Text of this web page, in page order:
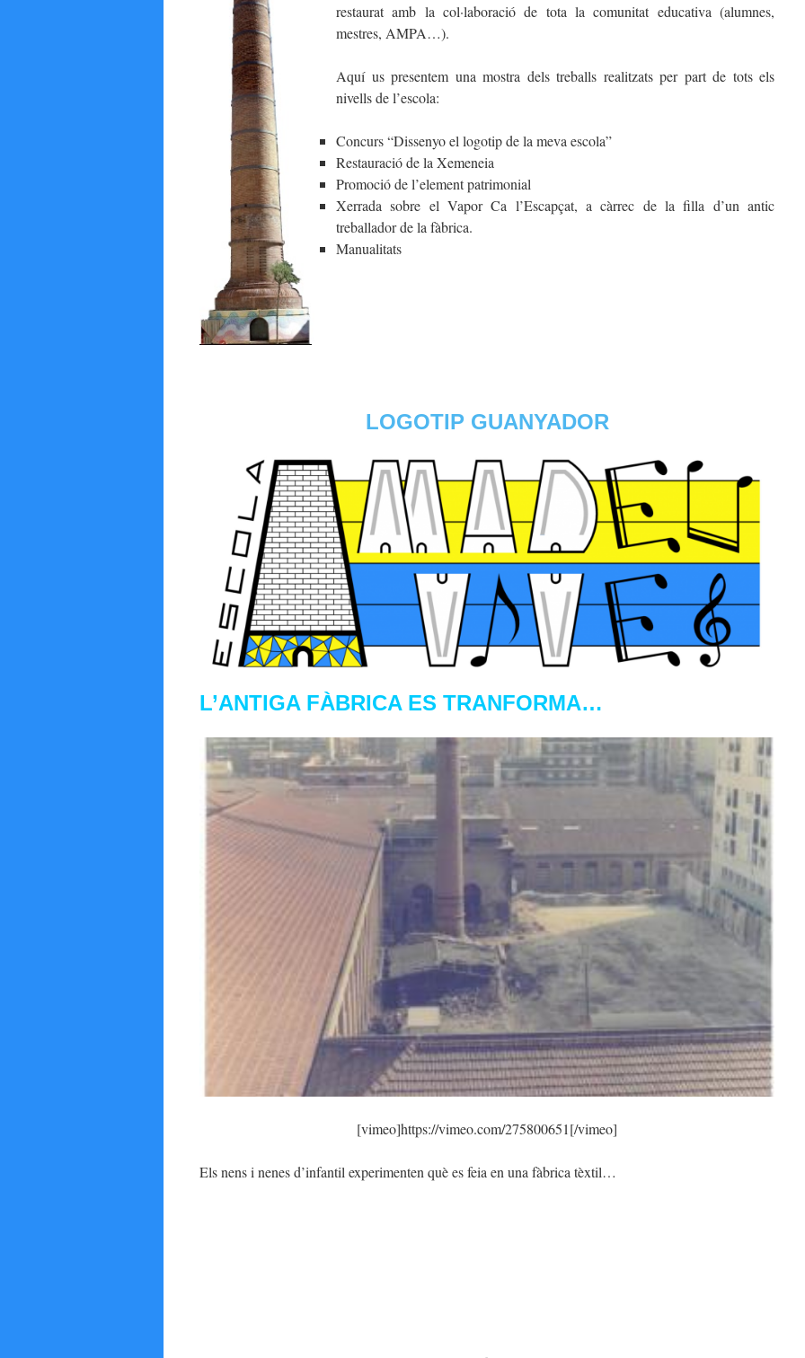
restaurat amb la col·laboració de tota la comunitat educativa (alumnes,
mestres, AMPA…).
Aquí us presentem una mostra dels treballs realitzats per part de tots els
nivells de l’escola:
Concurs “Dissenyo el logotip de la meva escola”
Restauració de la Xemeneia
Promoció de l’element patrimonial
Xerrada sobre el Vapor Ca l’Escapçat, a càrrec de la filla d’un antic
treballador de la fàbrica.
Manualitats
LOGOTIP GUANYADOR
L’ANTIGA FÀBRICA ES TRANFORMA…
[vimeo]https://vimeo.com/275800651[/vimeo]
Els nens i nenes d’infantil experimenten què es feia en una fàbrica tèxtil…